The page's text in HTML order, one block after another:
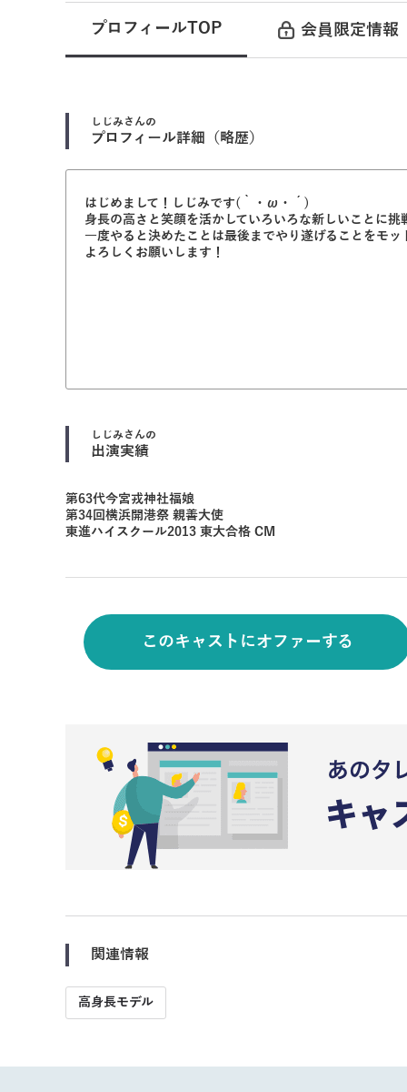
プロフィールTOP 会員限定情報
しじみさんの
プロフィール詳細（略歴）
はじめまして！しじみです(｀・ω・´)
身長の高さと笑顔を活かしていろいろな新しいことに挑
一度やると決めたことは最後までやり遂げることをモッ
よろしくお願いします！
しじみさんの
出演実績
第63代今宮戎神社福娘
第34回横浜開港祭 親善大使
東進ハイスクール2013 東大合格 CM
このキャストにオファーする
関連情報
高身長モデル